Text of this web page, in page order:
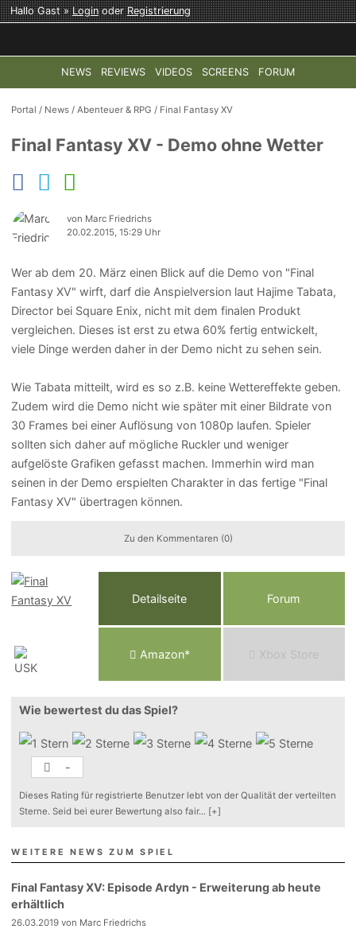
Hallo Gast »LoginoderRegistrierung
NEWS REVIEWS VIDEOS SCREENS FORUM
TOP-THEMEN: COD: MODERN WARFARE 4 HALO:
Portal / News /Abenteuer & RPG / Final Fantasy XV
Final Fantasy XV - Demo ohne Wetter
von Marc Friedrichs
20.02.2015, 15:29 Uhr
Wer ab dem 20. März einen Blick auf die Demo von "Final
Fantasy XV" wirft, darf die Anspielversion laut Hajime Tabata,
Director bei Square Enix, nicht mit dem finalen Produkt
vergleichen. Dieses ist erst zu etwa 60% fertig entwickelt,
viele Dinge werden daher in der Demo nicht zu sehen sein.
Wie Tabata mitteilt, wird es so z.B. keine Wettereffekte geben.
Zudem wird die Demo nicht wie später mit einer Bildrate von
30 Frames bei einer Auflösung von 1080p laufen. Spieler
sollten sich daher auf mögliche Ruckler und weniger
aufgelöste Grafiken gefasst machen. Immerhin wird man
seinen in der Demo erspielten Charakter in das fertige "Final
Fantasy XV" übertragen können.
Zu den Kommentaren (0)
Detailseite Forum
Amazon* Xbox Store
Wie bewertest du das Spiel?
-
Dieses Rating für registrierte Benutzer lebt von der Qualität der verteilten
Sterne. Seid bei eurer Bewertung also fair... [+]
WEITERE NEWS ZUM SPIEL
Final Fantasy XV: Episode Ardyn - Erweiterung ab heute
erhältlich
26.03.2019 von Marc Friedrichs